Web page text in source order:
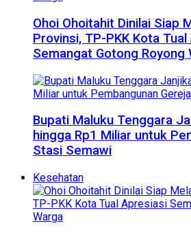
Ohoi Ohoitahit Dinilai Siap
Provinsi, TP-PKK Kota
Semangat Gotong Royong
Bupati Maluku Tenggara
hingga Rp1 Miliar untuk
Stasi Semawi
Kesehatan